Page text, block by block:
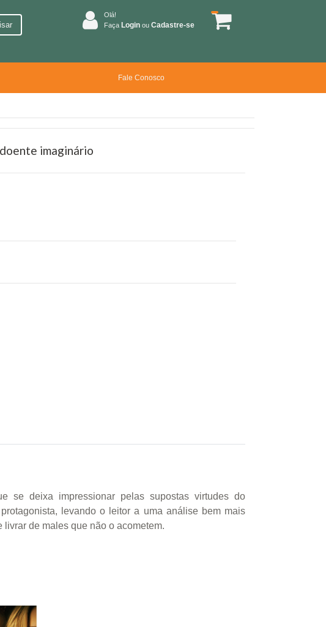
Olá!
Faça Login ou Cadastre-se
Fale Conosco
imaginário
se deixa impressionar pelas supostas virtudes do
levando o leitor a uma análise bem mais
de males que não o acometem.